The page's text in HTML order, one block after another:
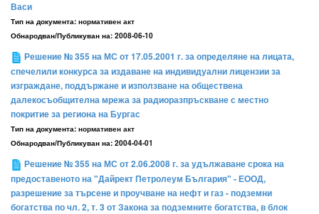
Васи
Тип на документа: нормативен акт
Обнародван/Публикуван на: 2008-06-10
Решение № 355 на МС от 17.05.2001 г. за определяне на лицата,
спечелили конкурса за издаване на индивидуални лицензии за
изграждане, поддържане и използване на обществена
далекосъобщителна мрежа за радиоразпръскване с местно
покритие за региона на Бургас
Тип на документа: нормативен акт
Обнародван/Публикуван на: 2004-04-01
Решение № 355 на МС от 2.06.2008 г. за удължаване срока на
предоставеното на "Дайрект Петролеум България" - ЕООД,
разрешение за търсене и проучване на нефт и газ - подземни
богатства по чл. 2, т. 3 от Закона за подземните богатства, в блок